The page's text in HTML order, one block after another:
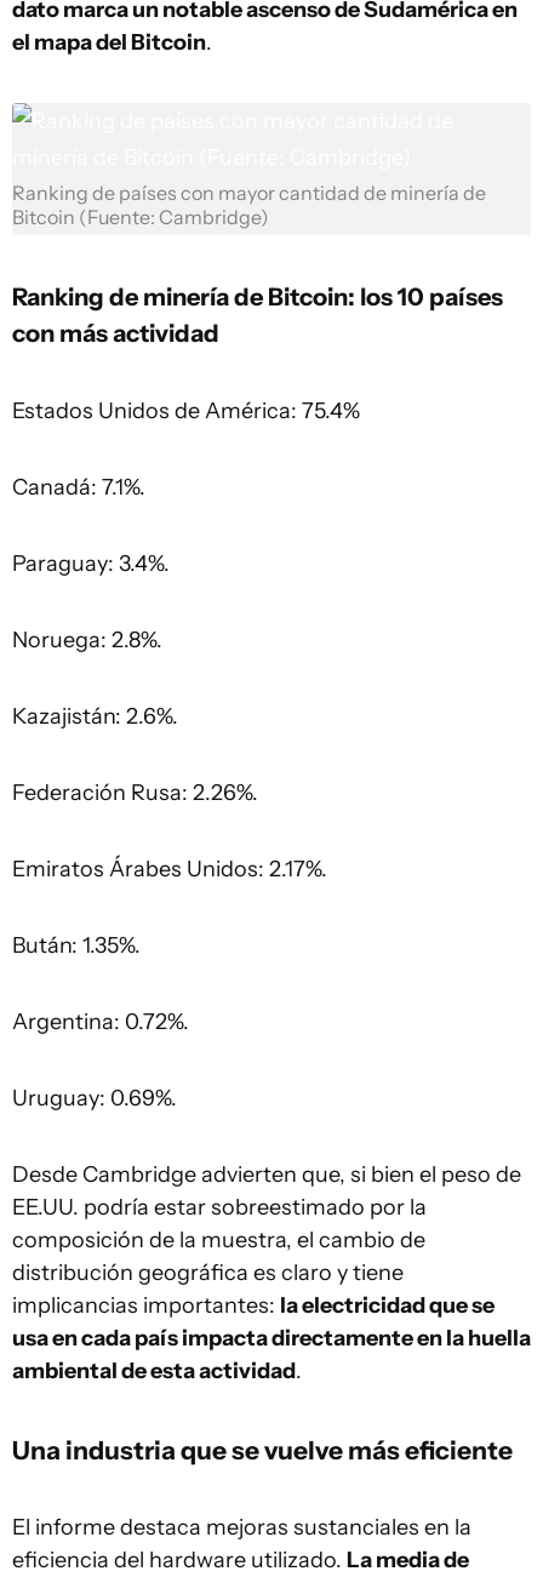
dato marca un notable ascenso de Sudamérica en
el mapa del Bitcoin.
Ranking de países con mayor cantidad de minería de
Bitcoin (Fuente: Cambridge)
Ranking de minería de Bitcoin: los 10 países
con más actividad
Estados Unidos de América: 75.4%
Canadá: 7.1%.
Paraguay: 3.4%.
Noruega: 2.8%.
Kazajistán: 2.6%.
Federación Rusa: 2.26%.
Emiratos Árabes Unidos: 2.17%.
Bután: 1.35%.
Argentina: 0.72%.
Uruguay: 0.69%.
Desde Cambridge advierten que, si bien el peso de
EE.UU. podría estar sobreestimado por la
composición de la muestra, el cambio de
distribución geográfica es claro y tiene
implicancias importantes: la electricidad que se
usa en cada país impacta directamente en la huella
ambiental de esta actividad.
Una industria que se vuelve más eficiente
El informe destaca mejoras sustanciales en la
eficiencia del hardware utilizado. La media de